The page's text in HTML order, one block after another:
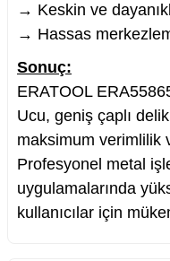
→ Keskin ve
→ Hassas
Sonuç:
ERATOOL
Ucu, geniş çaplı
maksimum verimlilik
Profesyonel metal
uygulamalarında
kullanıcılar için